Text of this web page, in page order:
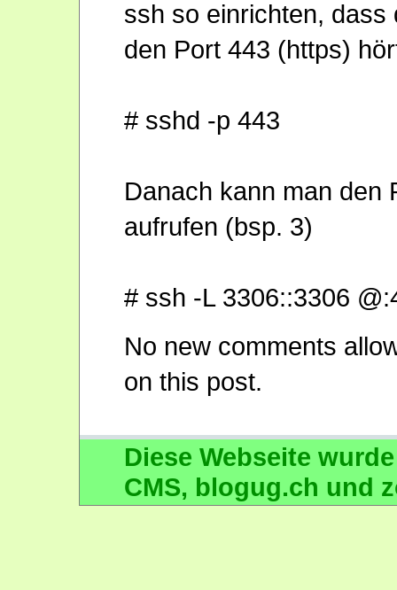
ssh so einrichten, dass
den Port 443 (https)
# sshd -p 443
Danach kann man den
aufrufen (bsp. 3)
# ssh -L 3306::3306
No new comments
on this post.
Diese Webseite
CMS, blogug.ch und